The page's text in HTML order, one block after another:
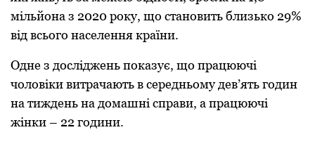
мільйона з 2020 року, що становить близько 29%
від всього населення країни.
Одне з досліджень показує, що працюючі
чоловіки витрачають в середньому дев’ять годин
на тиждень на домашні справи, а працюючі
жінки – 22 години.